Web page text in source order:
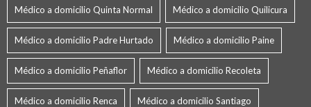
Médico a domicilio Quinta Normal Médico a domicilio Quilicura
Médico a domicilio Padre Hurtado Médico a domicilio Paine
Médico a domicilio Peñaflor Médico a domicilio Recoleta
Médico a domicilio Renca Médico a domicilio Santiago